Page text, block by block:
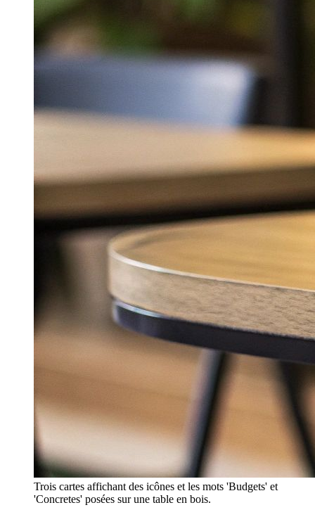
Trois cartes affichant des icônes et les mots 'Budgets' et
'Concretes' posées sur une table en bois.